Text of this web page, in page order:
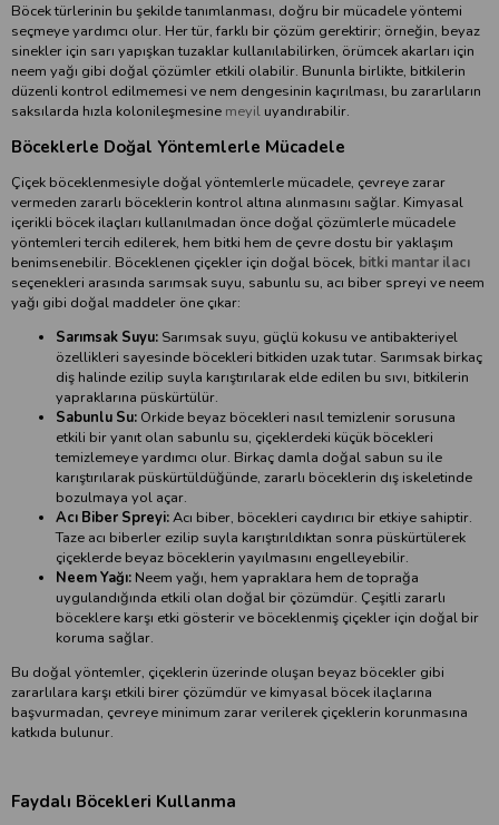
Böcek türlerinin bu şekilde tanımlanması, doğru bir mücadele yöntemi
seçmeye yardımcı olur. Her tür, farklı bir çözüm gerektirir; örneğin, beyaz
sinekler için sarı yapışkan tuzaklar kullanılabilirken, örümcek akarları için
neem yağı gibi doğal çözümler etkili olabilir. Bununla birlikte, bitkilerin
düzenli kontrol edilmemesi ve nem dengesinin kaçırılması, bu zararlıların
saksılarda hızla kolonileşmesine meyil uyandırabilir.
Böceklerle Doğal Yöntemlerle Mücadele
Çiçek böceklenmesiyle doğal yöntemlerle mücadele, çevreye zarar
vermeden zararlı böceklerin kontrol altına alınmasını sağlar. Kimyasal
içerikli böcek ilaçları kullanılmadan önce doğal çözümlerle mücadele
yöntemleri tercih edilerek, hem bitki hem de çevre dostu bir yaklaşım
benimsenebilir. Böceklenen çiçekler için doğal böcek, bitki mantar ilacı
seçenekleri arasında sarımsak suyu, sabunlu su, acı biber spreyi ve neem
yağı gibi doğal maddeler öne çıkar:
Sarımsak Suyu: Sarımsak suyu, güçlü kokusu ve antibakteriyel
özellikleri sayesinde böcekleri bitkiden uzak tutar. Sarımsak birkaç
diş halinde ezilip suyla karıştırılarak elde edilen bu sıvı, bitkilerin
yapraklarına püskürtülür.
Sabunlu Su: Orkide beyaz böcekleri nasıl temizlenir sorusuna
etkili bir yanıt olan sabunlu su, çiçeklerdeki küçük böcekleri
temizlemeye yardımcı olur. Birkaç damla doğal sabun su ile
karıştırılarak püskürtüldüğünde, zararlı böceklerin dış iskeletinde
bozulmaya yol açar.
Acı Biber Spreyi:Acı biber, böcekleri caydırıcı bir etkiye sahiptir.
Taze acı biberler ezilip suyla karıştırıldıktan sonra püskürtülerek
çiçeklerde beyaz böceklerin yayılmasını engelleyebilir.
Neem Yağı: Neem yağı, hem yapraklara hem de toprağa
uygulandığında etkili olan doğal bir çözümdür. Çeşitli zararlı
böceklere karşı etki gösterir ve böceklenmiş çiçekler için doğal bir
koruma sağlar.
Bu doğal yöntemler, çiçeklerin üzerinde oluşan beyaz böcekler gibi
zararlılara karşı etkili birer çözümdür ve kimyasal böcek ilaçlarına
başvurmadan, çevreye minimum zarar verilerek çiçeklerin korunmasına
katkıda bulunur.
Faydalı Böcekleri Kullanma